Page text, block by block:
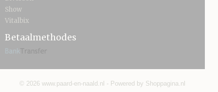
Show
Vitalbix
Betaalmethodes
© 2026 www.paard-en-naald.nl - Powered by Shoppagina.nl